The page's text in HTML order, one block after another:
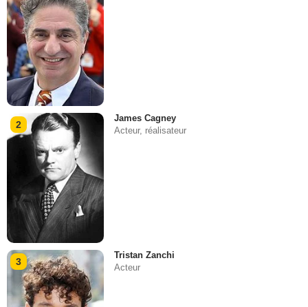
2
James Cagney
Acteur, réalisateur
3
Tristan Zanchi
Acteur